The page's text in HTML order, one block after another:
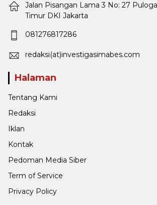
Jalan Pisangan Lama 3 No: 27
Timur DKI Jakarta
081276817286
redaksi(at)investigasimabes.com
Halaman
Tentang Kami
Redaksi
Iklan
Kontak
Pedoman Media Siber
Term of Service
Privacy Policy